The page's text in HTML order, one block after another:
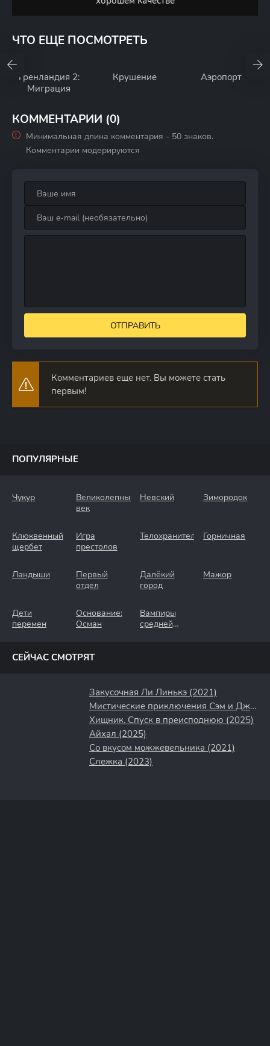
ЧТО ЕЩЕ ПОСМОТРЕТЬ
Гренландия 2:
Миграция
Крушение Аэропорт
КОММЕНТАРИИ (0)
Минимальная длина комментария - 50 знаков.
Комментарии модерируются
ОТПРАВИТЬ
Комментариев еще нет. Вы можете стать
первым!
ПОПУЛЯРНЫЕ
Чукур
Великолепный
век
Невский Зимородок
Клюквенный
щербет
Игра
престолов
Телохранители Горничная
Ландыши
Первый
отдел
Далёкий
город
Мажор
Дети
перемен
Основание:
Осман
Вампиры
средней
СЕЙЧАС СМОТРЯТ
Закусочная Ли Линькэ (2021)
Мистические приключения Сэм и Джейд (2022)
Хищник. Спуск в преисподнюю (2025)
Айхал (2025)
Со вкусом можжевельника (2021)
Слежка (2023)